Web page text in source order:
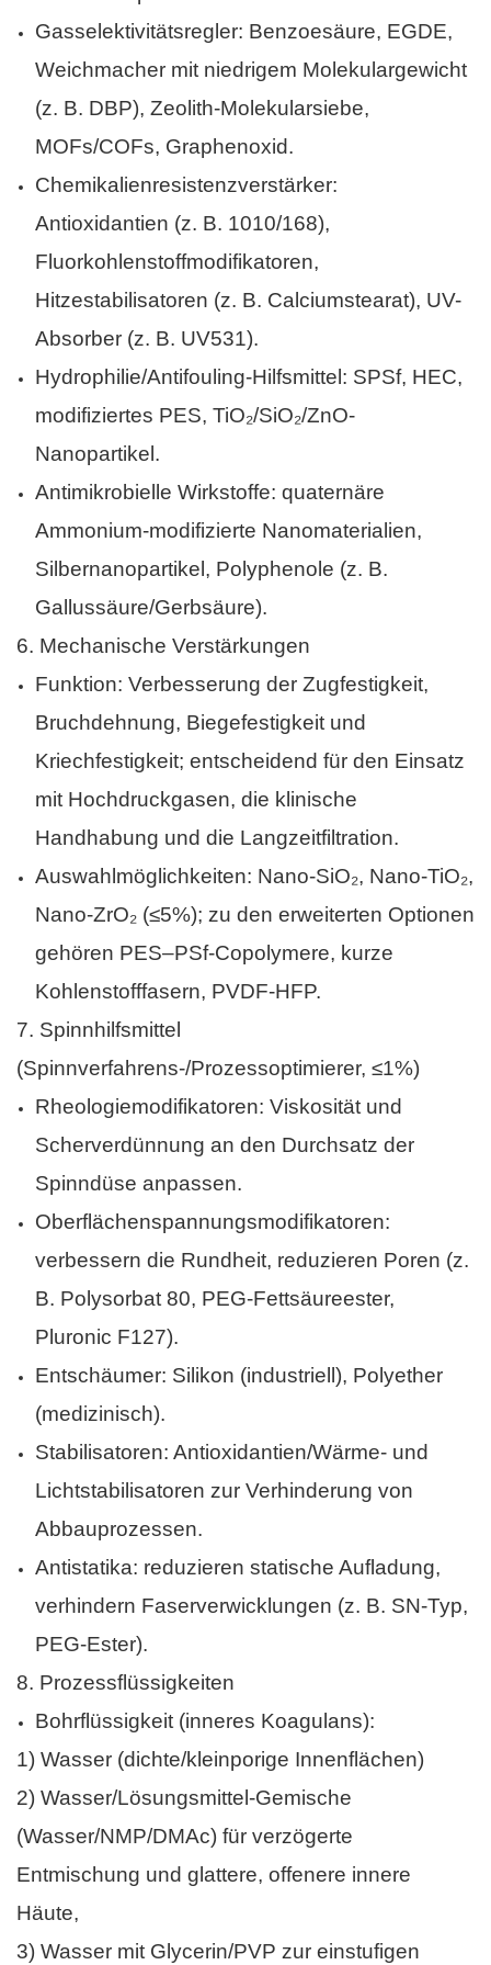
Gasselektivitätsregler: Benzoesäure, EGDE,
Weichmacher mit niedrigem Molekulargewicht
(z. B. DBP), Zeolith-Molekularsiebe,
MOFs/COFs, Graphenoxid.
Chemikalienresistenzverstärker:
Antioxidantien (z. B. 1010/168),
Fluorkohlenstoffmodifikatoren,
Hitzestabilisatoren (z. B. Calciumstearat), UV-
Absorber (z. B. UV531).
Hydrophilie/Antifouling-Hilfsmittel: SPSf, HEC,
modifiziertes PES, TiO₂/SiO₂/ZnO-
Nanopartikel.
Antimikrobielle Wirkstoffe: quaternäre
Ammonium-modifizierte Nanomaterialien,
Silbernanopartikel, Polyphenole (z. B.
Gallussäure/Gerbsäure).
6. Mechanische Verstärkungen
Funktion: Verbesserung der Zugfestigkeit,
Bruchdehnung, Biegefestigkeit und
Kriechfestigkeit; entscheidend für den Einsatz
mit Hochdruckgasen, die klinische
Handhabung und die Langzeitfiltration.
Auswahlmöglichkeiten: Nano-SiO₂, Nano-TiO₂,
Nano-ZrO₂ (≤5%); zu den erweiterten Optionen
gehören PES–PSf-Copolymere, kurze
Kohlenstofffasern, PVDF-HFP.
7. Spinnhilfsmittel
(Spinnverfahrens-/Prozessoptimierer, ≤1%)
Rheologiemodifikatoren: Viskosität und
Scherverdünnung an den Durchsatz der
Spinndüse anpassen.
Oberflächenspannungsmodifikatoren:
verbessern die Rundheit, reduzieren Poren (z.
B. Polysorbat 80, PEG-Fettsäureester,
Pluronic F127).
Entschäumer: Silikon (industriell), Polyether
(medizinisch).
Stabilisatoren: Antioxidantien/Wärme- und
Lichtstabilisatoren zur Verhinderung von
Abbauprozessen.
Antistatika: reduzieren statische Aufladung,
verhindern Faserverwicklungen (z. B. SN-Typ,
PEG-Ester).
8. Prozessflüssigkeiten
Bohrflüssigkeit (inneres Koagulans):
1) Wasser (dichte/kleinporige Innenflächen)
2) Wasser/Lösungsmittel-Gemische
(Wasser/NMP/DMAc) für verzögerte
Entmischung und glattere, offenere innere
Häute,
3) Wasser mit Glycerin/PVP zur einstufigen